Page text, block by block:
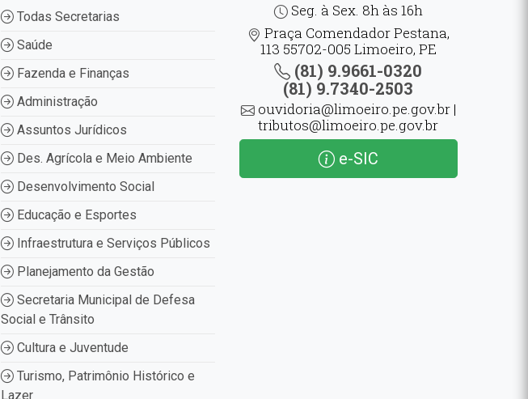
Todas Secretarias
Saúde
Fazenda e Finanças
Administração
Assuntos Jurídicos
Des. Agrícola e Meio Ambiente
Desenvolvimento Social
Educação e Esportes
Infraestrutura e Serviços Públicos
Planejamento da Gestão
Secretaria Municipal de Defesa
Social e Trânsito
Cultura e Juventude
Turismo, Patrimônio Histórico e
Lazer
Seg. à Sex. 8h às 16h
Praça Comendador Pestana,
113 55702-005 Limoeiro, PE
(81) 9.9661-0320
(81) 9.7340-2503
ouvidoria@limoeiro.pe.gov.br |
tributos@limoeiro.pe.gov.br
e-SIC